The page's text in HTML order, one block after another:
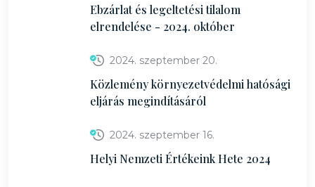
Ebzárlat és legeltetési tilalom
elrendelése - 2024. október
2024. szeptember 20.
Közlemény környezetvédelmi hatósági
eljárás megindításáról
2024. szeptember 16.
Helyi Nemzeti Értékeink Hete 2024